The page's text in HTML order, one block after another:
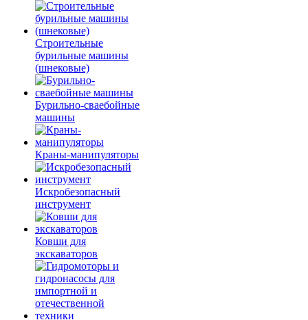
Строительные
бурильные машины
(шнековые)
Бурильно-сваебойные
машины
Краны-манипуляторы
Искробезопасный
инструмент
Ковши для
экскаваторов